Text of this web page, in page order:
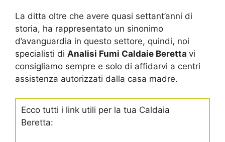
La ditta oltre che avere quasi settant’anni di
storia, ha rappresentato un sinonimo
d’avanguardia in questo settore, quindi, noi
specialisti di Analisi Fumi Caldaie Beretta vi
consigliamo sempre e solo di affidarvi a centri
assistenza autorizzati dalla casa madre.
Ecco tutti i link utili per la tua Caldaia
Beretta: